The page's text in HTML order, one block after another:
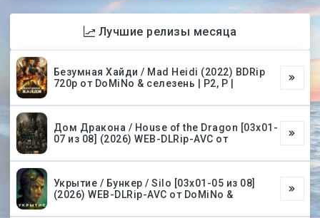
Лучшие релизы месяца
Безумная Хайди / Mad Heidi (2022) BDRip
720p от DoMiNo & селезень | P2, P |
Дом Дракона / House of the Dragon [03х01-
07 из 08] (2026) WEB-DLRip-AVC от
Укрытие / Бункер / Silo [03х01-05 из 08]
(2026) WEB-DLRip-AVC от DoMiNo &